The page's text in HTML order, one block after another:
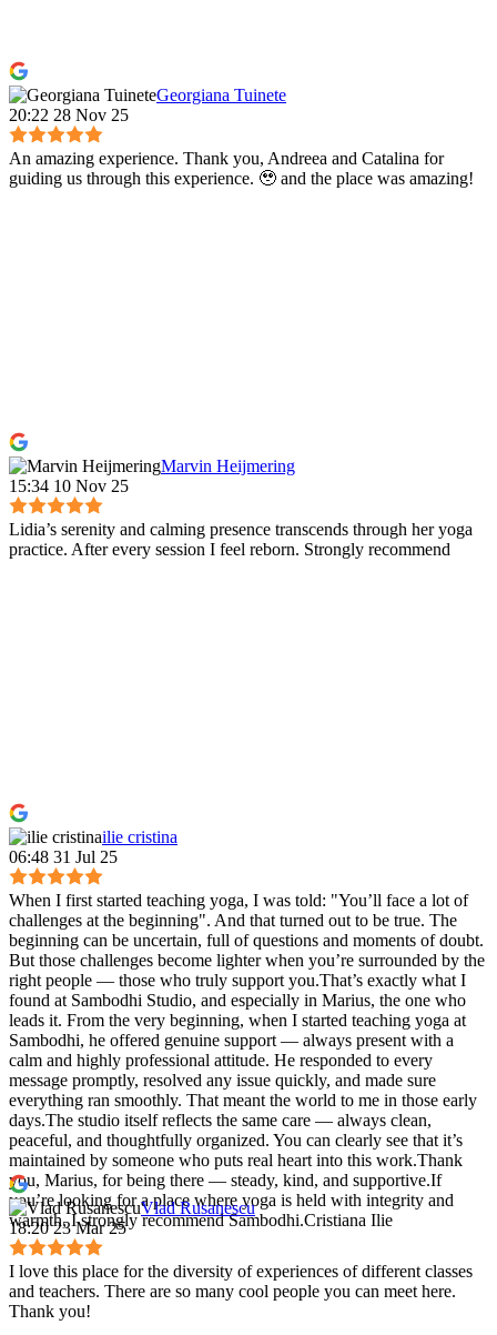
Georgiana Tuinete
20:22 28 Nov 25
An amazing experience. Thank you, Andreea and Catalina for
guiding us through this experience. 🥹 and the place was amazing!
Marvin Heijmering
15:34 10 Nov 25
Lidia’s serenity and calming presence transcends through her yoga
practice. After every session I feel reborn. Strongly recommend
ilie cristina
06:48 31 Jul 25
When I first started teaching yoga, I was told: "You’ll face a lot of
challenges at the beginning". And that turned out to be true. The
beginning can be uncertain, full of questions and moments of doubt.
But those challenges become lighter when you’re surrounded by the
right people — those who truly support you.That’s exactly what I
found at Sambodhi Studio, and especially in Marius, the one who
leads it. From the very beginning, when I started teaching yoga at
Sambodhi, he offered genuine support — always present with a
calm and highly professional attitude. He responded to every
message promptly, resolved any issue quickly, and made sure
everything ran smoothly. That meant the world to me in those early
days.The studio itself reflects the same care — always clean,
peaceful, and thoughtfully organized. You can clearly see that it’s
maintained by someone who puts real heart into this work.Thank
you, Marius, for being there — steady, kind, and supportive.If
you’re looking for a place where yoga is held with integrity and
warmth, I strongly recommend Sambodhi.Cristiana Ilie
Vlad Rusanescu
18:20 23 Mar 25
I love this place for the diversity of experiences of different classes
and teachers. There are so many cool people you can meet here.
Thank you!